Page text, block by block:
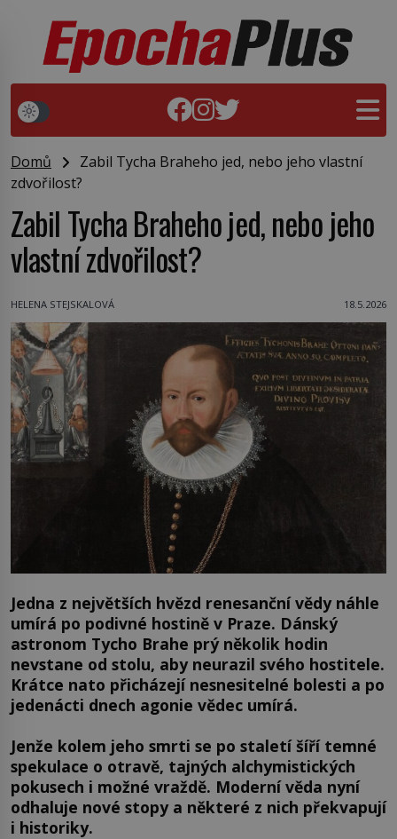
Domů
Zabil Tycha Braheho jed, nebo jeho vlastní
zdvořilost?
Zabil Tycha Braheho jed, nebo jeho
vlastní zdvořilost?
HELENA STEJSKALOVÁ 18.5.2026
Jedna z největších hvězd renesanční vědy náhle
umírá po podivné hostině v Praze. Dánský
astronom Tycho Brahe prý několik hodin
nevstane od stolu, aby neurazil svého hostitele.
Krátce nato přicházejí nesnesitelné bolesti a po
jedenácti dnech agonie vědec umírá.
Jenže kolem jeho smrti se po staletí šíří temné
spekulace o otravě, tajných alchymistických
pokusech i možné vraždě. Moderní věda nyní
odhaluje nové stopy a některé z nich překvapují
i historiky.